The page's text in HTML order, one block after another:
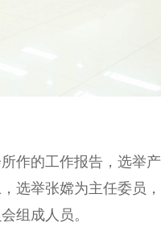
的工作报告，选举
选举张嫦为主任委员，
组成人员。